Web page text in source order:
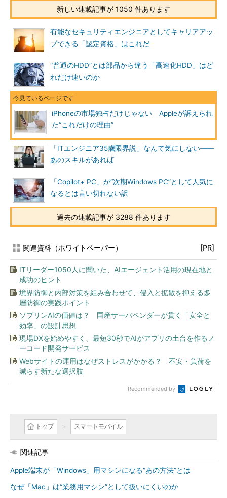
新しい連載記事が 1050 件あります
有能なセキュリティエンジニアとしてキャリアアッ
プできる「認定資格」はこれだ
“普通のHDD”とは部品から違う「高速化HDD」はど
れだけ速いのか
iPhoneの市場独占だけじゃない Appleが訴えられ
た“これだけの理由”
「ITエンジニア35歳限界説」なんて気にしない――
あのスキルがあれば
「Copilot+ PC」が“次期Windows PC”として人気に
なるとは言い切れない訳
過去の連載記事が 3288 件あります
関連資料（ホワイトペーパー） [PR]
ITリーダー1050人に聞いた、AIエージェント活用の現在地と
成功のヒント
境界防御と内部対策を組み合わせて、侵入と拡散を抑える多
層防御の実践ポイント
ソブリンAIの価値は？ 国産サーバベンダーが貫く「安全と
効率」の設計思想
現場DXを始めやすく、最短30秒でAIがアプリの土台を作るノ
ーコード開発サービス
Webサイトの運用はなぜストレスがかかる？ 不安・負荷を
減らす新たな選択肢
Recommended by
トップ スマートモバイル
関連記事
Apple端末が「Windows」用マシンになる“あの方法”とは
なぜ「Mac」は“業務用マシン”として扱いにくいのか